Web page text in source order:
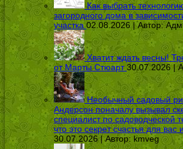
Как выбрать
загородного дома в
участка 02.08.2026 | Автор:
Хватит ждать весны!
от Марты Стюарт 30.07.2026 |
Необычный садовый
Андерсон поначалу вызывал
специалист по садоводческой
что это секрет счастья для
30.07.2026 | Автор: kmveg